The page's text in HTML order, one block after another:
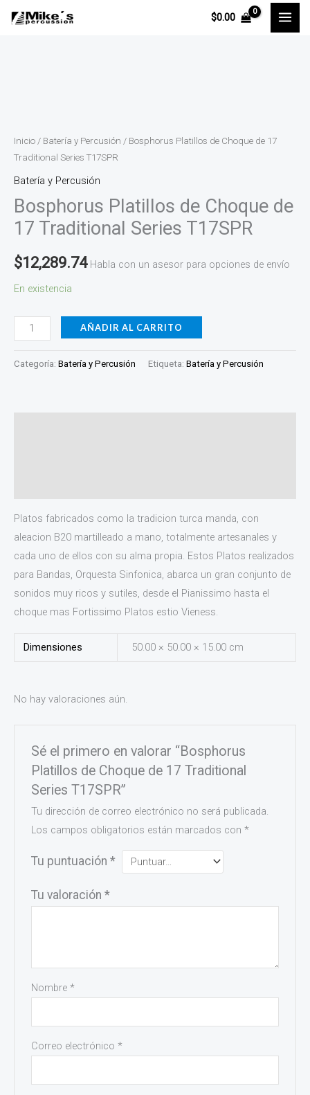
$0.00
Inicio / Batería y Percusión / Bosphorus Platillos de Choque de 17
Traditional Series T17SPR
Batería y Percusión
Bosphorus Platillos de Choque de
17 Traditional Series T17SPR
$12,289.74 Habla con un asesor para opciones de envío
En existencia
Choque
de
17
Traditional
Series
T17SPR
cantidad
AÑADIR AL CARRITO
Categoría: Batería y Percusión Etiqueta: Batería y Percusión
Platos fabricados como la tradicion turca manda, con
aleacion B20 martilleado a mano, totalmente artesanales y
cada uno de ellos con su alma propia. Estos Platos realizados
para Bandas, Orquesta Sinfonica, abarca un gran conjunto de
sonidos muy ricos y sutiles, desde el Pianissimo hasta el
choque mas Fortissimo Platos estio Vieness.
Dimensiones 50.00 × 50.00 × 15.00 cm
No hay valoraciones aún.
Sé el primero en valorar “Bosphorus
Platillos de Choque de 17 Traditional
Series T17SPR”
Tu dirección de correo electrónico no será publicada.
Los campos obligatorios están marcados con*
Tu puntuación*
Tu valoración*
Nombre*
Correo electrónico*